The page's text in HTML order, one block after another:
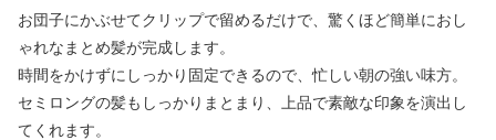
お団子にかぶせてクリップで留めるだけで、驚くほど簡単におし
ゃれなまとめ髪が完成します。
時間をかけずにしっかり固定できるので、忙しい朝の強い味方。
セミロングの髪もしっかりまとまり、上品で素敵な印象を演出し
てくれます。